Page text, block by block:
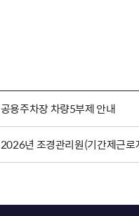
공용주차장 차량5부제 안내